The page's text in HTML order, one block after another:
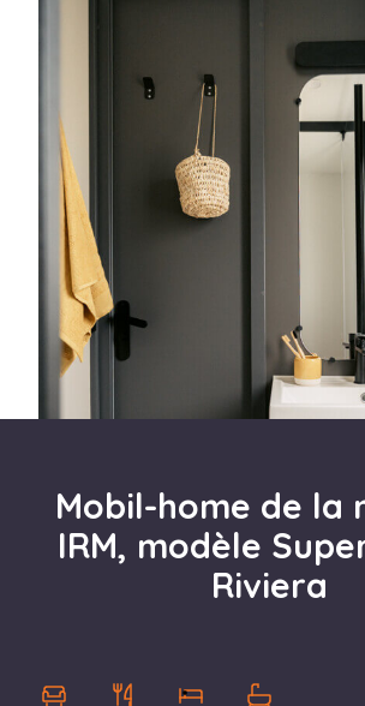
Mobil-home de la
IRM, modèle
Riviera